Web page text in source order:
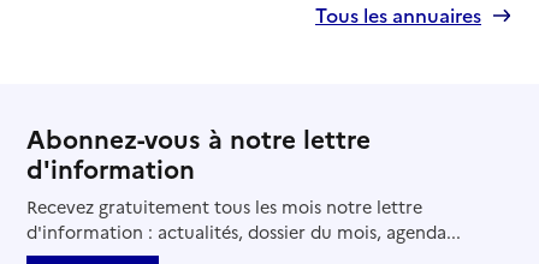
Tous les annuaires
Abonnez-vous à notre lettre
d'information
Recevez gratuitement tous les mois notre lettre
d'information : actualités, dossier du mois, agenda...